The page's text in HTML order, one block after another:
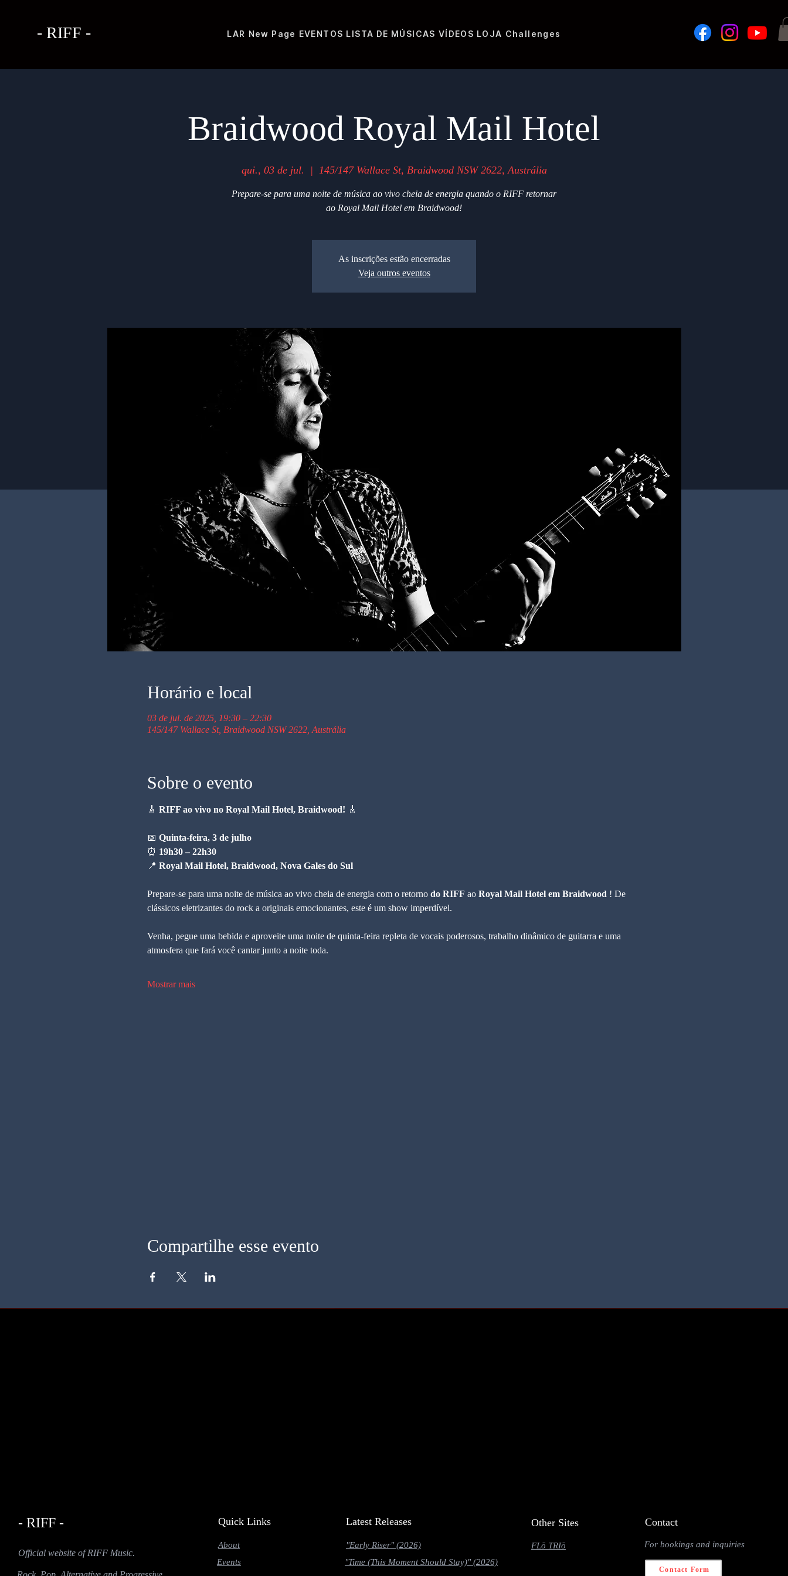
- RIFF - LAR New Page EVENTOS LISTA DE MÚSICAS VÍDEOS LOJA Challenges
Braidwood Royal Mail Hotel
qui., 03 de jul.
  |
145/147 Wallace St, Braidwood NSW 2622, Austrália
Prepare-se para uma noite de música ao vivo cheia de energia quando o RIFF retornar
ao Royal Mail Hotel em Braidwood!
As inscrições estão encerradas
Veja outros eventos
Horário e local
03 de jul. de 2025, 19:30 – 22:30
145/147 Wallace St, Braidwood NSW 2622, Austrália
Sobre o evento
🎸 RIFF ao vivo no Royal Mail Hotel, Braidwood! 🎸
📅 Quinta-feira, 3 de julho
⏰ 19h30 – 22h30
📍 Royal Mail Hotel, Braidwood, Nova Gales do Sul
Prepare-se para uma noite de música ao vivo cheia de energia com o retorno do RIFF ao Royal Mail Hotel em Braidwood ! De
clássicos eletrizantes do rock a originais emocionantes, este é um show imperdível.
Venha, pegue uma bebida e aproveite uma noite de quinta-feira repleta de vocais poderosos, trabalho dinâmico de guitarra e uma
atmosfera que fará você cantar junto a noite toda.
Mostrar mais
Compartilhe esse evento
- RIFF -
Official website of RIFF Music.
Quick Links
About
Events
Latest Releases
"Early Riser" (2026)
"Time (This Moment Should Stay)" (2026)
Contact
For bookings and inquiries
Contact Form
Other Sites
FLō TRIō